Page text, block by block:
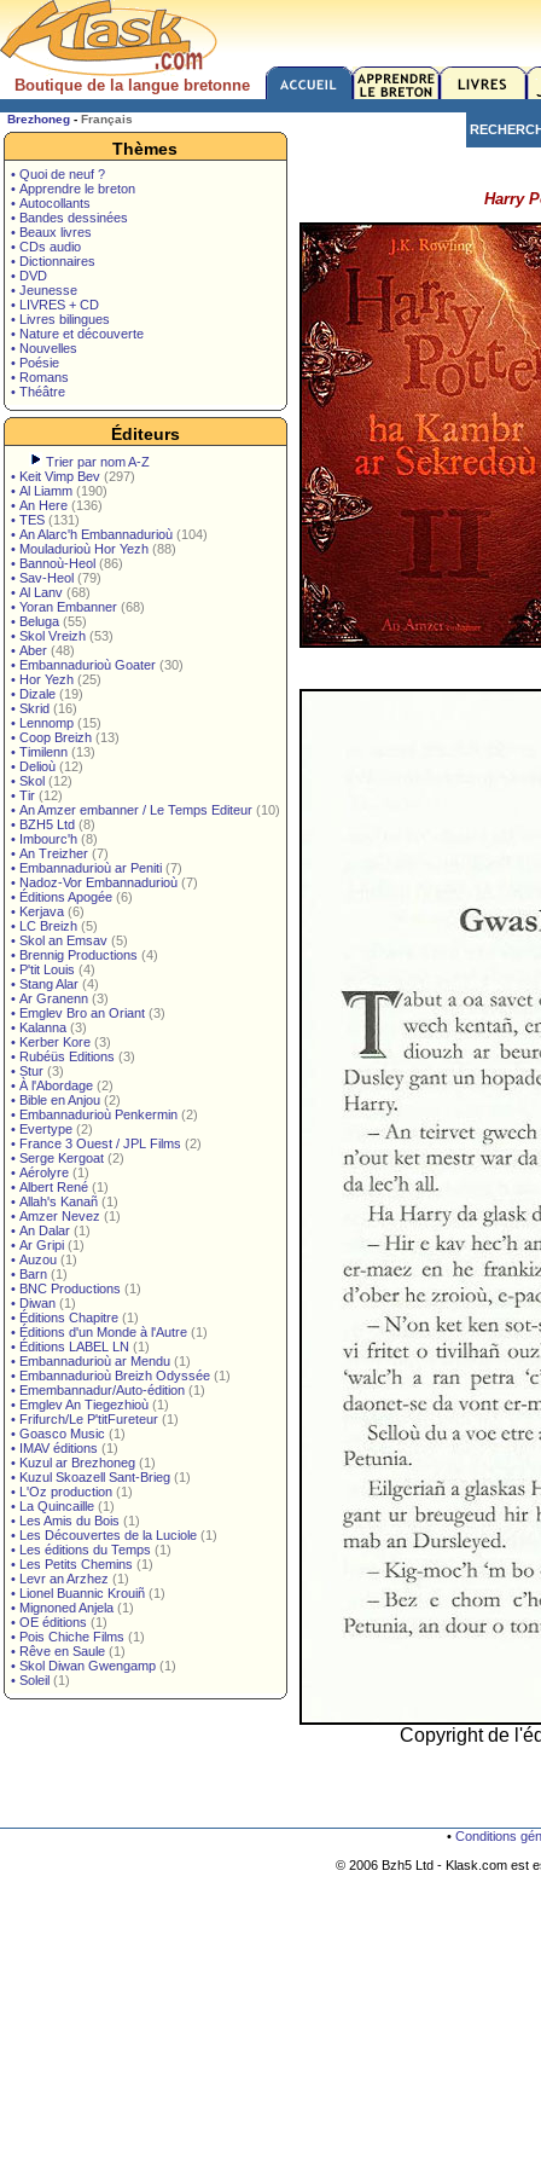
Boutique de la langue bretonne
Brezhoneg - Français
Thèmes
• Quoi de neuf ?
• Apprendre le breton
• Autocollants
• Bandes dessinées
• Beaux livres
• CDs audio
• Dictionnaires
• DVD
• Jeunesse
• LIVRES + CD
• Livres bilingues
• Nature et découverte
• Nouvelles
• Poésie
• Romans
• Théâtre
Éditeurs
Trier par nom A-Z
• Keit Vimp Bev (297)
• Al Liamm (190)
• An Here (136)
• TES (131)
• An Alarc'h Embannadurioù (104)
• Mouladurioù Hor Yezh (88)
• Bannoù-Heol (86)
• Sav-Heol (79)
• Al Lanv (68)
• Yoran Embanner (68)
• Beluga (55)
• Skol Vreizh (53)
• Aber (48)
• Embannadurioù Goater (30)
• Hor Yezh (25)
• Dizale (19)
• Skrid (16)
• Lennomp (15)
• Coop Breizh (13)
• Timilenn (13)
• Delioù (12)
• Skol (12)
• Tir (12)
• An Amzer embanner / Le Temps Editeur (10)
• BZH5 Ltd (8)
• Imbourc'h (8)
• An Treizher (7)
• Embannadurioù ar Peniti (7)
• Nadoz-Vor Embannadurioù (7)
• Éditions Apogée (6)
• Kerjava (6)
• LC Breizh (5)
• Skol an Emsav (5)
• Brennig Productions (4)
• P'tit Louis (4)
• Stang Alar (4)
• Ar Granenn (3)
• Emglev Bro an Oriant (3)
• Kalanna (3)
• Kerber Kore (3)
• Rubéüs Editions (3)
• Stur (3)
• À l'Abordage (2)
• Bible en Anjou (2)
• Embannadurioù Penkermin (2)
• Evertype (2)
• France 3 Ouest / JPL Films (2)
• Serge Kergoat (2)
• Aérolyre (1)
• Albert René (1)
• Allah's Kanañ (1)
• Amzer Nevez (1)
• An Dalar (1)
• Ar Gripi (1)
• Auzou (1)
• Barn (1)
• BNC Productions (1)
• Diwan (1)
• Éditions Chapitre (1)
• Éditions d'un Monde à l'Autre (1)
• Éditions LABEL LN (1)
• Embannadurioù ar Mendu (1)
• Embannadurioù Breizh Odyssée (1)
• Emembannadur/Auto-édition (1)
• Emglev An Tiegezhioù (1)
• Frifurch/Le P'titFureteur (1)
• Goasco Music (1)
• IMAV éditions (1)
• Kuzul ar Brezhoneg (1)
• Kuzul Skoazell Sant-Brieg (1)
• L'Oz production (1)
• La Quincaille (1)
• Les Amis du Bois (1)
• Les Découvertes de la Luciole (1)
• Les éditions du Temps (1)
• Les Petits Chemins (1)
• Levr an Arzhez (1)
• Lionel Buannic Krouiñ (1)
• Mignoned Anjela (1)
• OE éditions (1)
• Pois Chiche Films (1)
• Rêve en Saule (1)
• Skol Diwan Gwengamp (1)
• Soleil (1)
Harry
Copyright de
•Conditions
© 2006 Bzh5 Ltd - Klask.com est